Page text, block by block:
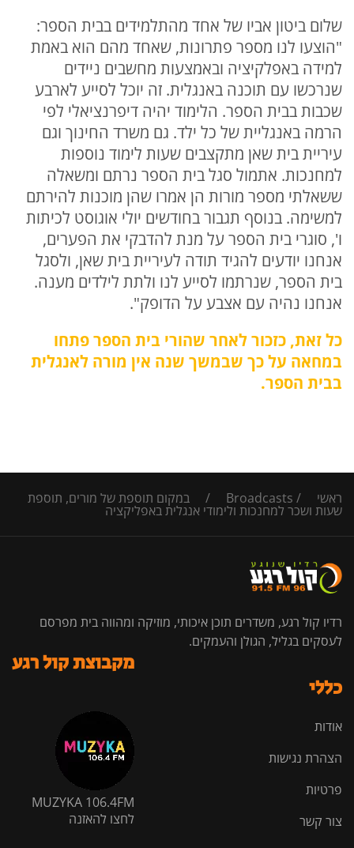
שלום ביטון אביו של אחד מהתלמידים בבית הספר:
"הוצעו לנו מספר פתרונות, שאחד מהם הוא באמת
למידה באפלקיציה ובאמצעות מחשבים ניידים
שנרכשו עם תוכנה באנגלית. זה יוכל לסייע לארבע
שכבות בבית הספר. הלימוד יהיה דיפרנציאלי לפי
הרמה באנגליית של כל ילד. גם משרד החינוך וגם
עיריית בית שאן מתקצבים שעות לימוד נוספות
למחנכות. אתמול סגל בית הספר נרתם ומשאלה
ששאלתי מספר מורות הן אמרו שהן מוכנות להירתם
למשימה. בנוסף תגבור בחודשים יולי אוגוסט לכיתות
ו', סוגרי בית הספר על מנת להדבקי את הפערים,
אנחנו יודעים להגיד תודה לעיריית בית שאן, ולסגל
בית הספר, שנרתמו לסייע לנו ולתת לילדים מענה.
אנחנו נהיה עם אצבע על הדופק".
כל זאת, כזכור לאחר שהורי בית הספר פתחו
במחאה על כך שבמשך שנה אין מורה לאנגלית
בבית הספר.
ראשי /
Broadcasts
/ במקום תוספת של מורים, תוספת
שעות ושכר למחנכות ולימודי אנגלית באפליקציה
רדיו קול רגע, משדרים תוכן איכותי, מוזיקה ומהווה בית מפרסם
לעסקים בגליל, הגולן והעמקים.
כללי
אודות
הצהרת נגישות
פרטיות
צור קשר
מקבוצת קול רגע
MUZYKA 106.4FM
לחצו להאזנה